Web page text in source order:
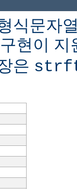
식문자
구현이 지
은